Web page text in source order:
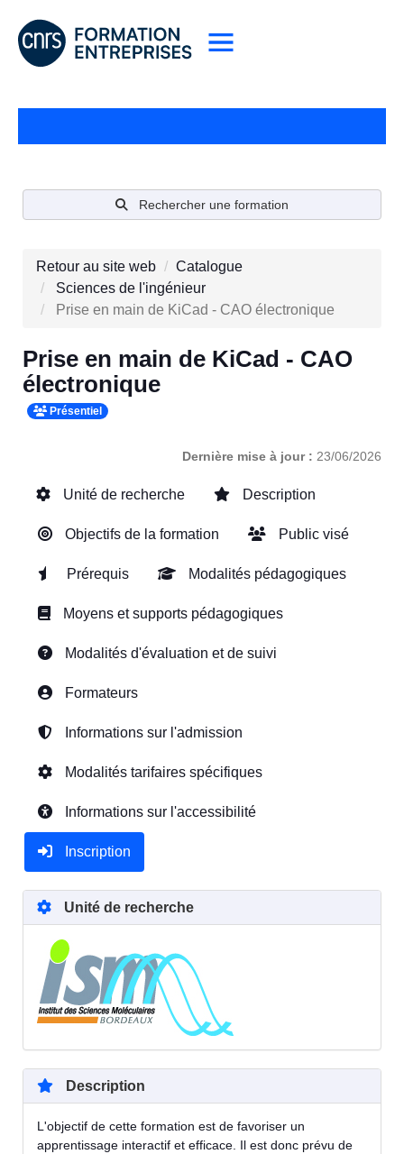
Rechercher une formation
Retour au site web
Catalogue
Sciences de l'ingénieur
Prise en main de KiCad - CAO électronique
Prise en main de KiCad - CAO
électronique
Présentiel
Dernière mise à jour : 23/06/2026
Unité de recherche Description
Objectifs de la formation Public visé
Prérequis Modalités pédagogiques
Moyens et supports pédagogiques
Modalités d'évaluation et de suivi
Formateurs
Informations sur l'admission
Modalités tarifaires spécifiques
Informations sur l'accessibilité
Inscription
Unité de recherche
Description
L'objectif de cette formation est de favoriser un
apprentissage interactif et efficace. Il est donc prévu de